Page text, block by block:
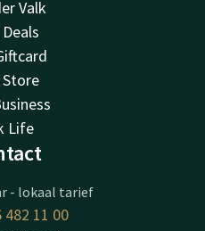
Valk
Store
Life
- lokaal tarief
482 11 00